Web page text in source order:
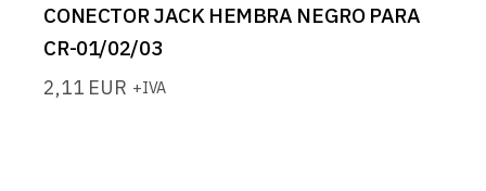
CONECTOR JACK HEMBRA NEGRO PARA
CR-01/02/03
2,11 EUR +IVA